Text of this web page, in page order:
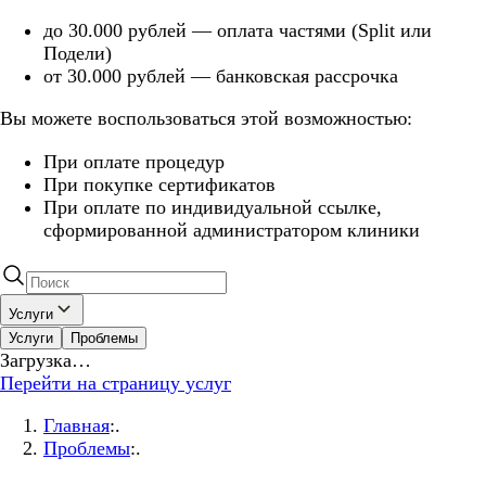
до 30.000 рублей — оплата частями (Split или
Подели)
от 30.000 рублей — банковская рассрочка
Вы можете воспользоваться этой возможностью:
При оплате процедур
При покупке сертификатов
При оплате по индивидуальной ссылке,
сформированной администратором клиники
Услуги
Услуги
Проблемы
Загрузка…
Перейти на страницу услуг
Главная:.
Проблемы:.